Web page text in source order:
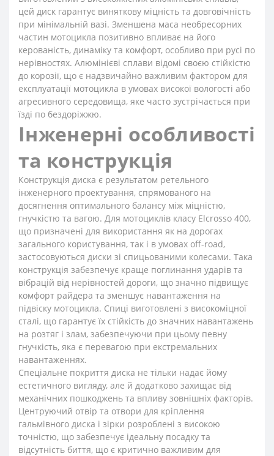
цей диск гарантує виняткову міцність та довговічність
при мінімальній вазі. Зменшена маса необресорних
частин мотоцикла позитивно впливає на його
керованість, динаміку та комфорт, особливо при русі по
нерівностях. Алюмінієві сплави відомі своєю стійкістю
до корозії, що є надзвичайно важливим фактором для
експлуатації мотоцикла в умовах високої вологості або
агресивного середовища, яке часто зустрічається при
їзді по бездоріжжю.
Інженерні особливості
та конструкція
Конструкція диска є результатом ретельного
інженерного проектування, спрямованого на
досягнення оптимального балансу між міцністю,
гнучкістю та вагою. Для мотоциклів класу Elcrosso 400,
що призначені для використання як на дорогах
загального користування, так і в умовах off-road,
застосовуються диски зі спицьованими колесами. Така
конструкція забезпечує краще поглинання ударів та
вібрацій від нерівностей дороги, що значно підвищує
комфорт райдера та зменшує навантаження на
підвіску мотоцикла. Спиці виготовлені з високоміцної
сталі, що гарантує їх стійкість до значних навантажень
на розтяг і злам, забезпечуючи при цьому певну
гнучкість, яка є перевагою при екстремальних
навантаженнях.
Спеціальне покриття диска не тільки надає йому
естетичного вигляду, але й додатково захищає від
механічних пошкоджень та впливу зовнішніх факторів.
Центруючий отвір та отвори для кріплення
гальмівного диска і зірки розроблені з високою
точністю, що забезпечує ідеальну посадку та
відсутність биття, що є критично важливим для